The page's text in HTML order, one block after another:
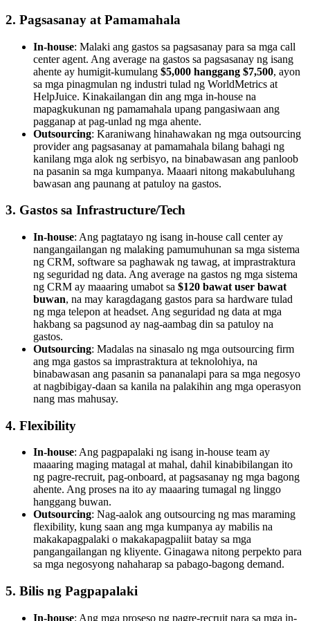
2. Pagsasanay at Pamamahala
In-house: Malaki ang gastos sa pagsasanay para sa mga call
center agent. Ang average na gastos sa pagsasanay ng isang
ahente ay humigit-kumulang $5,000 hanggang $7,500, ayon
sa mga pinagmulan ng industri tulad ng WorldMetrics at
HelpJuice. Kinakailangan din ang mga in-house na
mapagkukunan ng pamamahala upang pangasiwaan ang
pagganap at pag-unlad ng mga ahente.
Outsourcing: Karaniwang hinahawakan ng mga outsourcing
provider ang pagsasanay at pamamahala bilang bahagi ng
kanilang mga alok ng serbisyo, na binabawasan ang panloob
na pasanin sa mga kumpanya. Maaari nitong makabuluhang
bawasan ang paunang at patuloy na gastos.
3. Gastos sa Infrastructure/Tech
In-house: Ang pagtatayo ng isang in-house call center ay
nangangailangan ng malaking pamumuhunan sa mga sistema
ng CRM, software sa paghawak ng tawag, at imprastraktura
ng seguridad ng data. Ang average na gastos ng mga sistema
ng CRM ay maaaring umabot sa $120 bawat user bawat
buwan, na may karagdagang gastos para sa hardware tulad
ng mga telepon at headset. Ang seguridad ng data at mga
hakbang sa pagsunod ay nag-aambag din sa patuloy na
gastos.
Outsourcing: Madalas na sinasalo ng mga outsourcing firm
ang mga gastos sa imprastraktura at teknolohiya, na
binabawasan ang pasanin sa pananalapi para sa mga negosyo
at nagbibigay-daan sa kanila na palakihin ang mga operasyon
nang mas mahusay.
4. Flexibility
In-house: Ang pagpapalaki ng isang in-house team ay
maaaring maging matagal at mahal, dahil kinabibilangan ito
ng pagre-recruit, pag-onboard, at pagsasanay ng mga bagong
ahente. Ang proses na ito ay maaaring tumagal ng linggo
hanggang buwan.
Outsourcing: Nag-aalok ang outsourcing ng mas maraming
flexibility, kung saan ang mga kumpanya ay mabilis na
makakapagpalaki o makakapagpaliit batay sa mga
pangangailangan ng kliyente. Ginagawa nitong perpekto para
sa mga negosyong nahaharap sa pabago-bagong demand.
5. Bilis ng Pagpapalaki
In-house: Ang mga proseso ng pagre-recruit para sa mga in-